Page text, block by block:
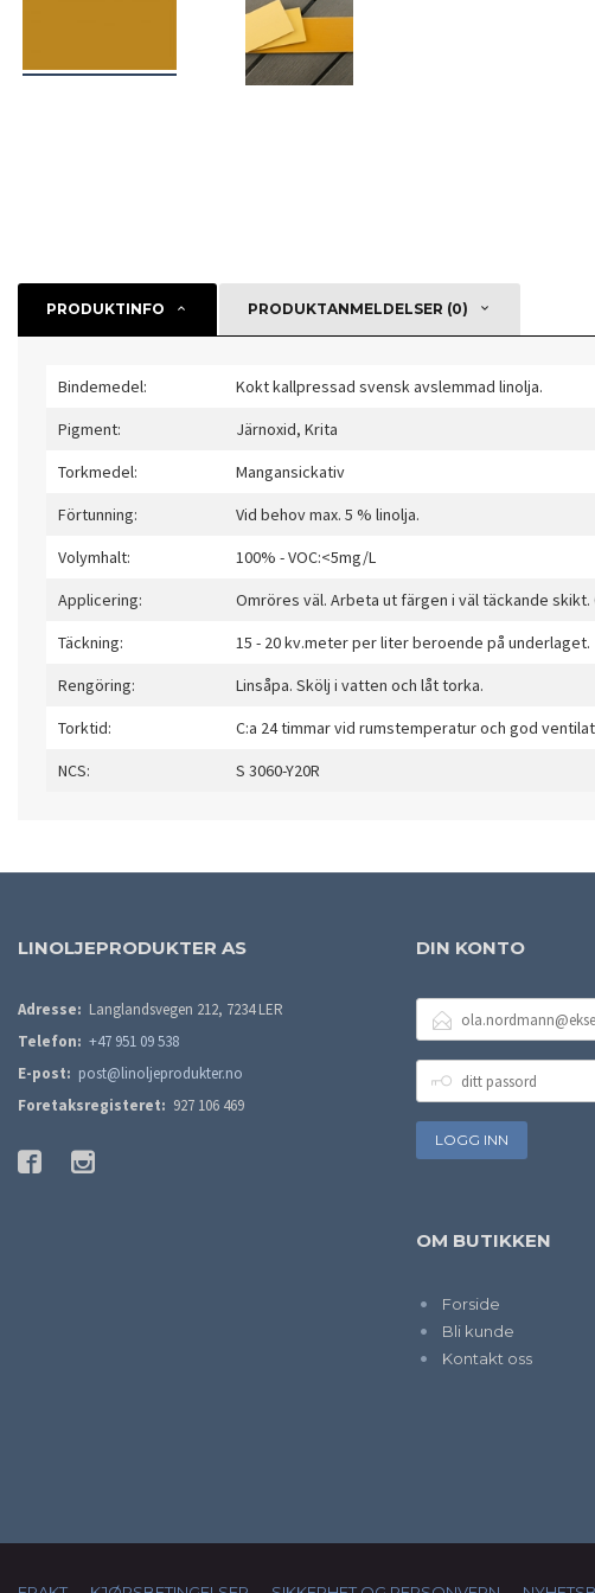
PRODUKTINFO PRODUKTANMELDELSER (0)
Bindemedel:
Kokt kallpressad svensk avslemmad linolja.
Pigment:
Järnoxid, Krita
Torkmedel:
Mangansickativ
Förtunning:
Vid behov max. 5 % linolja.
Volymhalt:
100% - VOC:<5mg/L
Applicering:
Omröres väl. Arbeta ut färgen i väl täckande skikt.
Täckning:
15 - 20 kv.meter per liter beroende på underlaget.
Rengöring:
Linsåpa. Skölj i vatten och låt torka.
Torktid:
C:a 24 timmar vid rumstemperatur och god
NCS:
S 3060-Y20R
LINOLJEPRODUKTER AS
Adresse: Langlandsvegen 212, 7234 LER
Telefon: +47 951 09 538
E-post: post@linoljeprodukter.no
Foretaksregisteret: 927 106 469
DIN KONTO
POSTADRESSE
PASSORD
OM BUTIKKEN
Forside
Bli kunde
Kontakt oss